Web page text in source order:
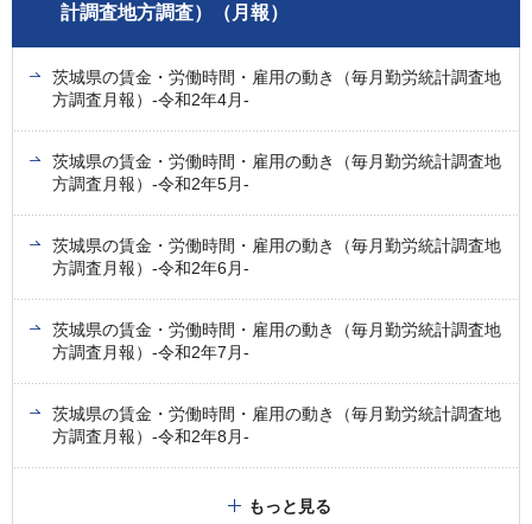
計調査地方調査）（月報）
茨城県の賃金・労働時間・雇用の動き（毎月勤労統計調査地
方調査月報）-令和2年4月-
茨城県の賃金・労働時間・雇用の動き（毎月勤労統計調査地
方調査月報）-令和2年5月-
茨城県の賃金・労働時間・雇用の動き（毎月勤労統計調査地
方調査月報）-令和2年6月-
茨城県の賃金・労働時間・雇用の動き（毎月勤労統計調査地
方調査月報）-令和2年7月-
茨城県の賃金・労働時間・雇用の動き（毎月勤労統計調査地
方調査月報）-令和2年8月-
もっと見る